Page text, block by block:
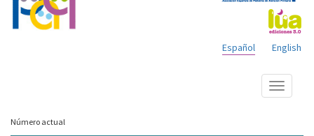
English
Español
Mostrar
menú
Número actual